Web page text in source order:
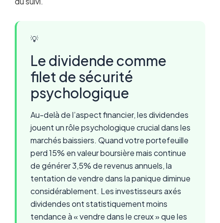
💡
Le dividende comme
filet de sécurité
psychologique
Au-delà de l’aspect financier, les dividendes
jouent un rôle psychologique crucial dans les
marchés baissiers. Quand votre portefeuille
perd 15% en valeur boursière mais continue
de générer 3,5% de revenus annuels, la
tentation de vendre dans la panique diminue
considérablement. Les investisseurs axés
dividendes ont statistiquement moins
tendance à « vendre dans le creux » que les